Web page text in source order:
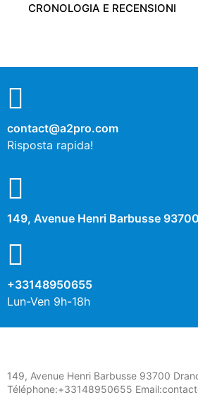
CRONOLOGIA E RECENSIONI
contact@a2pro.com
Risposta rapida!
149, Avenue Henri Barbusse
+33148950655
Lun-Ven 9h-18h
149, Avenue Henri Barbusse 93700
Téléphone:+33148950655